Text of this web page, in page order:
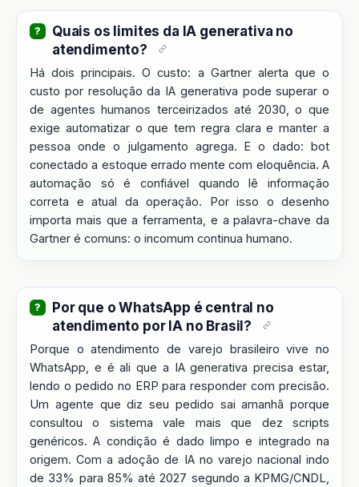
Quais os limites da IA generativa no
atendimento?
Há dois principais. O custo: a Gartner alerta que o
custo por resolução da IA generativa pode superar o
de agentes humanos terceirizados até 2030, o que
exige automatizar o que tem regra clara e manter a
pessoa onde o julgamento agrega. E o dado: bot
conectado a estoque errado mente com eloquência. A
automação só é confiável quando lê informação
correta e atual da operação. Por isso o desenho
importa mais que a ferramenta, e a palavra-chave da
Gartner é comuns: o incomum continua humano.
Por que o WhatsApp é central no
atendimento por IA no Brasil?
Porque o atendimento de varejo brasileiro vive no
WhatsApp, e é ali que a IA generativa precisa estar,
lendo o pedido no ERP para responder com precisão.
Um agente que diz seu pedido sai amanhã porque
consultou o sistema vale mais que dez scripts
genéricos. A condição é dado limpo e integrado na
origem. Com a adoção de IA no varejo nacional indo
de 33% para 85% até 2027 segundo a KPMG/CNDL,